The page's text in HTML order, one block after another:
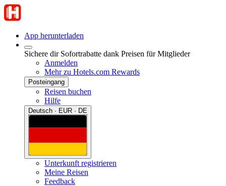
App herunterladen
Sichere dir Sofortrabatte dank Preisen für Mitglieder
Anmelden
Mehr zu Hotels.com Rewards
Posteingang
Reisen buchen
Hilfe
Deutsch · EUR · DE
Unterkunft registrieren
Meine Reisen
Feedback